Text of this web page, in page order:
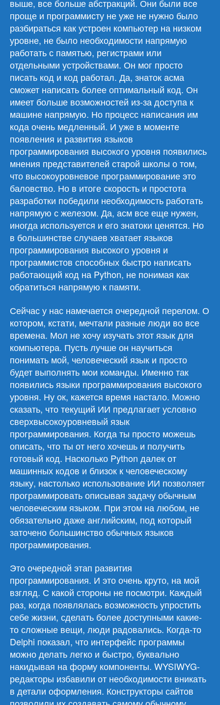
выше, все больше абстракций. Они были все
проще и программисту не уже не нужно было
разбираться как устроен компьютер на низком
уровне, не было необходимости напрямую
работать с памятью, регистрами или
отдельными устройствами. Он мог просто
писать код и код работал. Да, знаток асма
сможет написать более оптимальный код. Он
имеет больше возможностей из-за доступа к
машине напрямую. Но процесс написания им
кода очень медленный. И уже в моменте
появления и развития языков
программирования высокого уровня появились
мнения представителей старой школы о том,
что высокоуровневое программирование это
баловство. Но в итоге скорость и простота
разработки победили необходимость работать
напрямую с железом. Да, асм все еще нужен,
иногда используется и его знатоки ценятся. Но
в большинстве случаев хватает языков
программирования высокого уровня и
программистов способных быстро написать
работающий код на Python, не понимая как
обратиться напрямую к памяти.
Сейчас у нас намечается очередной перелом. О
котором, кстати, мечтали разные люди во все
времена. Мол не хочу изучать этот язык для
компьютера. Пусть лучше он научиться
понимать мой, человеческий язык и просто
будет выполнять мои команды. Именно так
появились языки программирования высокого
уровня. Ну ок, кажется время настало. Можно
сказать, что текущий ИИ предлагает условно
сверхвысокоуровневый язык
программирования. Когда ты просто можешь
описать, что ты от него хочешь и получить
готовый код. Насколько Python далек от
машинных кодов и близок к человеческому
языку, настолько использование ИИ позволяет
программировать описывая задачу обычным
человеческим языком. При этом на любом, не
обязательно даже английским, под который
заточено большинство обычных языков
программирования.
Это очередной этап развития
программирования. И это очень круто, на мой
взгляд. С какой стороны не посмотри. Каждый
раз, когда появлялась возможность упростить
себе жизни, сделать более доступными какие-
то сложные вещи, люди радовались. Когда-то
Delphi показал, что интерфейс программы
можно делать легко и быстро, буквально
накидывая на форму компоненты. WYSIWYG-
редакторы избавили от необходимости вникать
в детали оформления. Конструкторы сайтов